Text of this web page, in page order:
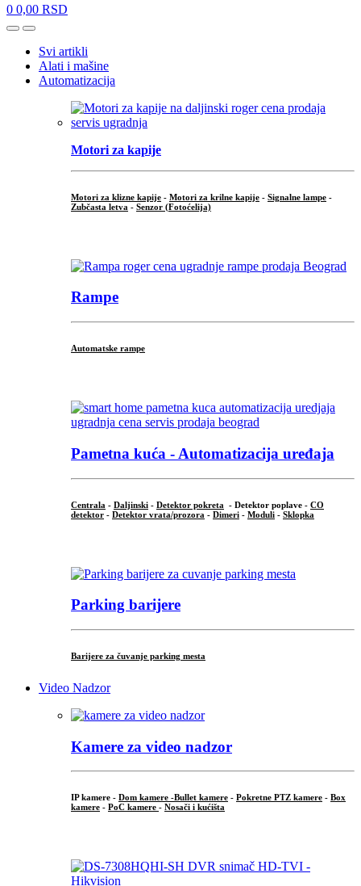
0 0,00 RSD
OpenClose
Svi artikli
Alati i mašine
Automatizacija
Motori za kapije
Motori za klizne kapije - Motori za krilne kapije - Signalne lampe -
Zubčasta letva - Senzor (Fotoćelija)
Rampe
Automatske rampe
Pametna kuća - Automatizacija uređaja
Centrala - Daljinski - Detektor pokreta - Detektor poplave - CO
detektor - Detektor vrata/prozora - Dimeri - Moduli - Sklopka
Parking barijere
Barijere za čuvanje parking mesta
Video Nadzor
Kamere za video nadzor
IP kamere - Dom kamere -Bullet kamere - Pokretne PTZ kamere - Box
kamere - PoC kamere - Nosači i kućišta